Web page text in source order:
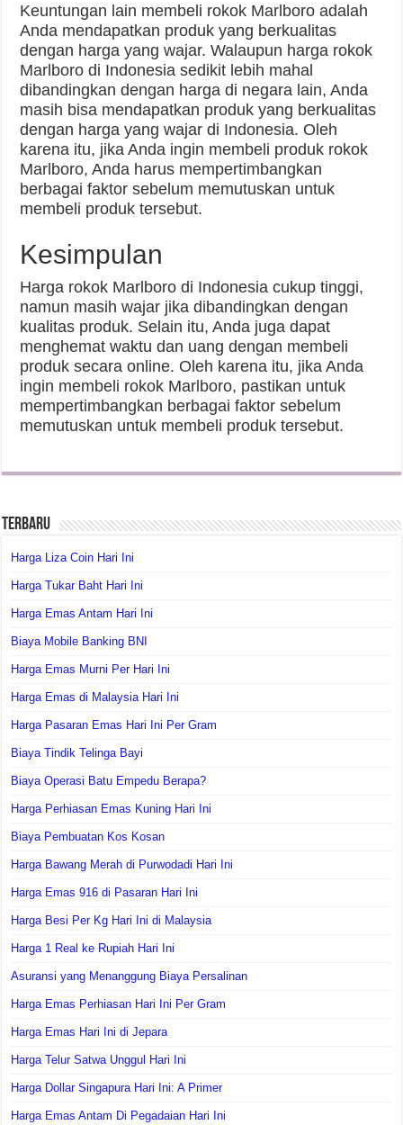
Keuntungan lain membeli rokok Marlboro adalah
Anda mendapatkan produk yang berkualitas
dengan harga yang wajar. Walaupun harga rokok
Marlboro di Indonesia sedikit lebih mahal
dibandingkan dengan harga di negara lain, Anda
masih bisa mendapatkan produk yang berkualitas
dengan harga yang wajar di Indonesia. Oleh
karena itu, jika Anda ingin membeli produk rokok
Marlboro, Anda harus mempertimbangkan
berbagai faktor sebelum memutuskan untuk
membeli produk tersebut.
Kesimpulan
Harga rokok Marlboro di Indonesia cukup tinggi,
namun masih wajar jika dibandingkan dengan
kualitas produk. Selain itu, Anda juga dapat
menghemat waktu dan uang dengan membeli
produk secara online. Oleh karena itu, jika Anda
ingin membeli rokok Marlboro, pastikan untuk
mempertimbangkan berbagai faktor sebelum
memutuskan untuk membeli produk tersebut.
Terbaru
Harga Liza Coin Hari Ini
Harga Tukar Baht Hari Ini
Harga Emas Antam Hari Ini
Biaya Mobile Banking BNI
Harga Emas Murni Per Hari Ini
Harga Emas di Malaysia Hari Ini
Harga Pasaran Emas Hari Ini Per Gram
Biaya Tindik Telinga Bayi
Biaya Operasi Batu Empedu Berapa?
Harga Perhiasan Emas Kuning Hari Ini
Biaya Pembuatan Kos Kosan
Harga Bawang Merah di Purwodadi Hari Ini
Harga Emas 916 di Pasaran Hari Ini
Harga Besi Per Kg Hari Ini di Malaysia
Harga 1 Real ke Rupiah Hari Ini
Asuransi yang Menanggung Biaya Persalinan
Harga Emas Perhiasan Hari Ini Per Gram
Harga Emas Hari Ini di Jepara
Harga Telur Satwa Unggul Hari Ini
Harga Dollar Singapura Hari Ini: A Primer
Harga Emas Antam Di Pegadaian Hari Ini